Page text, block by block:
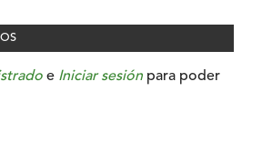
e Iniciar sesión para poder